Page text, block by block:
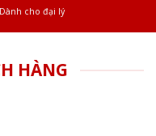
Dành cho đại lý
HÀNG